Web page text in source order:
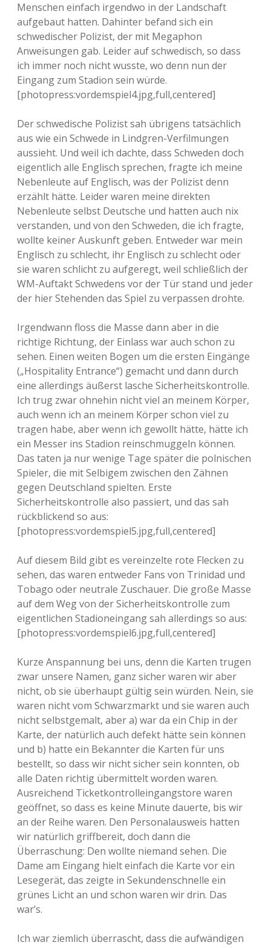
Menschen einfach irgendwo in der Landschaft
aufgebaut hatten. Dahinter befand sich ein
schwedischer Polizist, der mit Megaphon
Anweisungen gab. Leider auf schwedisch, so dass
ich immer noch nicht wusste, wo denn nun der
Eingang zum Stadion sein würde.
[photopress:vordemspiel4.jpg,full,centered]
Der schwedische Polizist sah übrigens tatsächlich
aus wie ein Schwede in Lindgren-Verfilmungen
aussieht. Und weil ich dachte, dass Schweden doch
eigentlich alle Englisch sprechen, fragte ich meine
Nebenleute auf Englisch, was der Polizist denn
erzählt hätte. Leider waren meine direkten
Nebenleute selbst Deutsche und hatten auch nix
verstanden, und von den Schweden, die ich fragte,
wollte keiner Auskunft geben. Entweder war mein
Englisch zu schlecht, ihr Englisch zu schlecht oder
sie waren schlicht zu aufgeregt, weil schließlich der
WM-Auftakt Schwedens vor der Tür stand und jeder
der hier Stehenden das Spiel zu verpassen drohte.
Irgendwann floss die Masse dann aber in die
richtige Richtung, der Einlass war auch schon zu
sehen. Einen weiten Bogen um die ersten Eingänge
(„Hospitality Entrance“) gemacht und dann durch
eine allerdings äußerst lasche Sicherheitskontrolle.
Ich trug zwar ohnehin nicht viel an meinem Körper,
auch wenn ich an meinem Körper schon viel zu
tragen habe, aber wenn ich gewollt hätte, hätte ich
ein Messer ins Stadion reinschmuggeln können.
Das taten ja nur wenige Tage später die polnischen
Spieler, die mit Selbigem zwischen den Zähnen
gegen Deutschland spielten. Erste
Sicherheitskontrolle also passiert, und das sah
rückblickend so aus:
[photopress:vordemspiel5.jpg,full,centered]
Auf diesem Bild gibt es vereinzelte rote Flecken zu
sehen, das waren entweder Fans von Trinidad und
Tobago oder neutrale Zuschauer. Die große Masse
auf dem Weg von der Sicherheitskontrolle zum
eigentlichen Stadioneingang sah allerdings so aus:
[photopress:vordemspiel6.jpg,full,centered]
Kurze Anspannung bei uns, denn die Karten trugen
zwar unsere Namen, ganz sicher waren wir aber
nicht, ob sie überhaupt gültig sein würden. Nein, sie
waren nicht vom Schwarzmarkt und sie waren auch
nicht selbstgemalt, aber a) war da ein Chip in der
Karte, der natürlich auch defekt hätte sein können
und b) hatte ein Bekannter die Karten für uns
bestellt, so dass wir nicht sicher sein konnten, ob
alle Daten richtig übermittelt worden waren.
Ausreichend Ticketkontrolleingangstore waren
geöffnet, so dass es keine Minute dauerte, bis wir
an der Reihe waren. Den Personalausweis hatten
wir natürlich griffbereit, doch dann die
Überraschung: Den wollte niemand sehen. Die
Dame am Eingang hielt einfach die Karte vor ein
Lesegerät, das zeigte in Sekundenschnelle ein
grünes Licht an und schon waren wir drin. Das
war’s.
Ich war ziemlich überrascht, dass die aufwändigen